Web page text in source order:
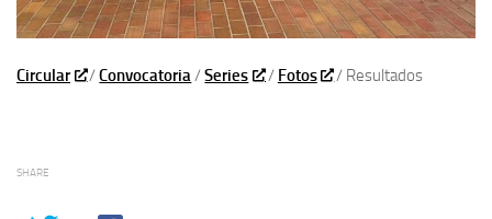
Circular /Convocatoria/Series / Fotos / Resultados
SHARE